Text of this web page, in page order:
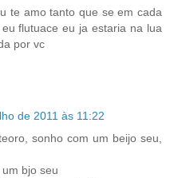
te amo tanto que se em cada
flutuace eu ja estaria na lua
por vc
de 2011 às 11:22
sonho com um beijo seu,
bjo seu